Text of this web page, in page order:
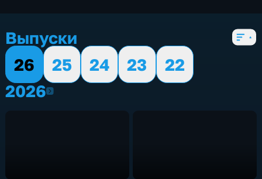
Выпуски
26
25 24 23
22
20262026